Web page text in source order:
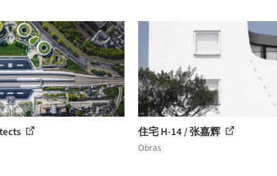
住宅 H-14 / 张嘉辉
Obras